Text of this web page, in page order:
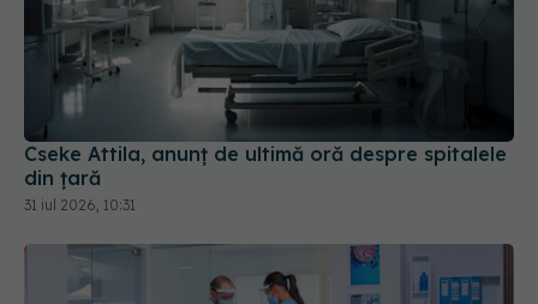
Cseke Attila, anunț de ultimă oră despre spitalele
din țară
31 iul 2026, 10:31